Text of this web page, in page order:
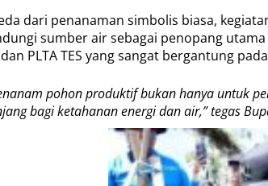
n
E
n
e
g
i
L
dari penanaman simbolis biasa,
sumber air sebagai penopang
PLTA TES yang sangat bergantung
pohon produktif bukan hanya untuk
bagi ketahanan energi dan air,” tegas